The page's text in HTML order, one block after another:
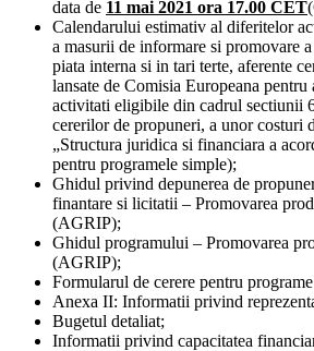
data de 11 mai 2021 ora 17.00 CET
Calendarului estimativ al diferitelor
a masurii de informare si promovare
piata interna si in tari terte, aferente
lansate de Comisia Europeana
activitati eligibile din cadrul sectiunii
cererilor de propuneri, a unor costuri
„Structura juridica si financiara a
pentru programele simple);
Ghidul privind depunerea de
finantare si licitatii – Promovarea
(AGRIP);
Ghidul programului – Promovarea
(AGRIP);
Formularul de cerere pentru
Anexa II: Informatii privind
Bugetul detaliat;
Informatii privind capacitatea